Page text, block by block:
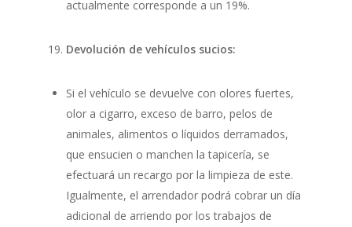
actualmente corresponde a un 19%.
Devolución de vehículos sucios:
Si el vehículo se devuelve con olores fuertes,
olor a cigarro, exceso de barro, pelos de
animales, alimentos o líquidos derramados,
que ensucien o manchen la tapicería, se
efectuará un recargo por la limpieza de este.
Igualmente, el arrendador podrá cobrar un día
adicional de arriendo por los trabajos de